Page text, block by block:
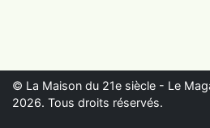
© La Maison du 21e siècle - Le
2026. Tous droits réservés.